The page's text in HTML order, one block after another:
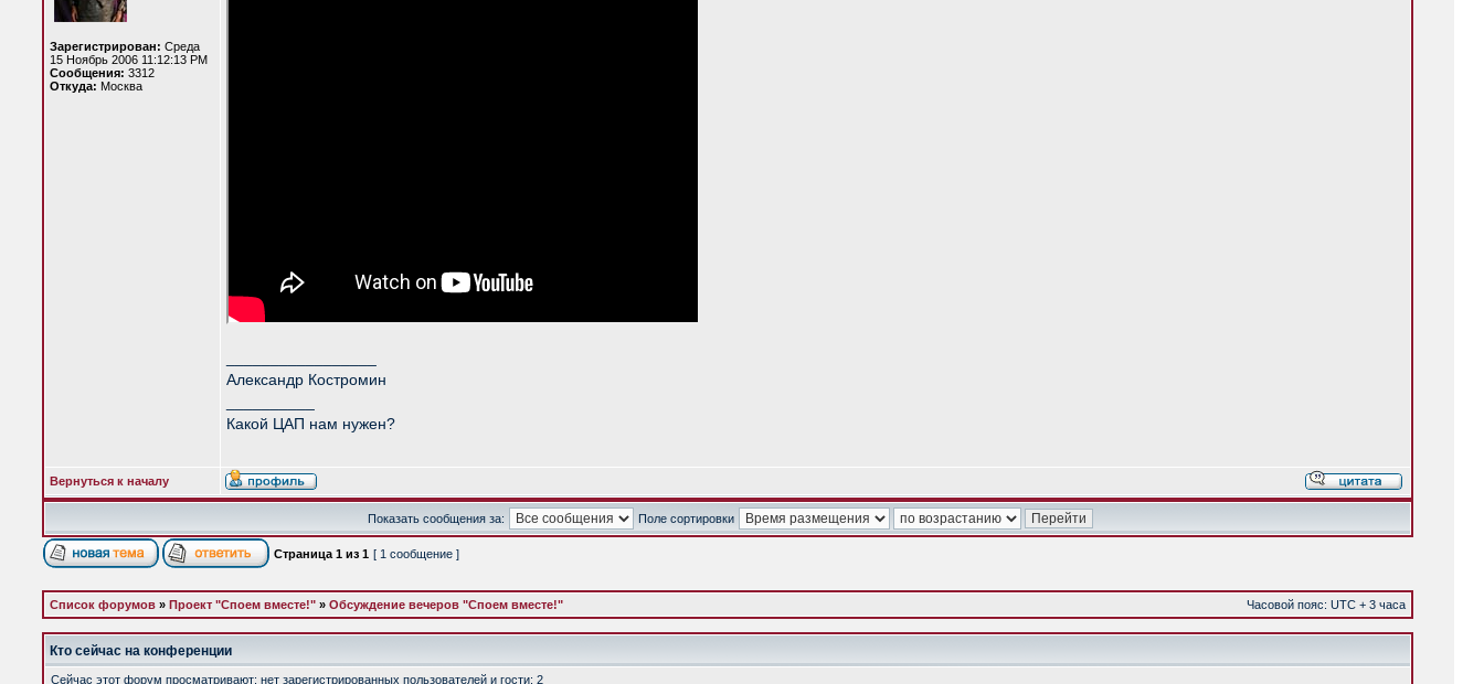
Зарегистрирован: Среда
15 Ноябрь 2006 11:12:13 PM
Сообщения: 3312
Откуда: Москва
Александр Костромин
Какой ЦАП нам нужен?
Вернуться к началу
Показать сообщения за: Поле сортировки
Страница 1 из 1 [ 1 сообщение ]
Список форумов » Проект "Споем вместе!" » Обсуждение вечеров "Споем вместе!" Часовой пояс: UTC + 3 часа
Кто сейчас на конференции
Сейчас этот форум просматривают: нет зарегистрированных пользователей и гости: 2